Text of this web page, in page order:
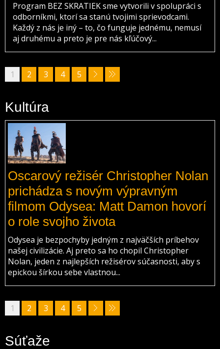
Program BEZ SKRATIEK sme vytvorili v spolupráci s
odborníkmi, ktorí sa stanú tvojimi sprievodcami.
Každý z nás je iný – to, čo funguje jednému, nemusí
aj druhému a preto je pre nás kľúčový...
1 2 3 4 5
Kultúra
Oscarový režisér Christopher Nolan
prichádza s novým výpravným
filmom Odysea: Matt Damon hovorí
o role svojho života
Odysea je bezpochyby jedným z najväčších príbehov
našej civilizácie. Aj preto sa ho chopil Christopher
Nolan, jeden z najlepších režisérov súčasnosti, aby s
epickou šírkou sebe vlastnou...
1 2 3 4 5
Súťaže